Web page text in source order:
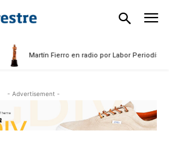
Martín Fierro en radio por Labor Periodística
- Advertisement -